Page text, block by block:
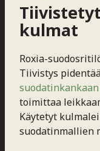
kulmat
Roxia-
Tiivistys
suodatinkankaan
toimittaa
Käytetyt
suodatinmallien